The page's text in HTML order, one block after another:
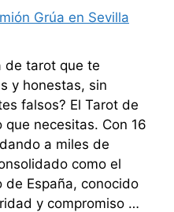
Grúa en Sevilla
de tarot que te
y honestas, sin
falsos? El Tarot de
necesitas. Con 16
a miles de
como el
España, conocido
y compromiso …